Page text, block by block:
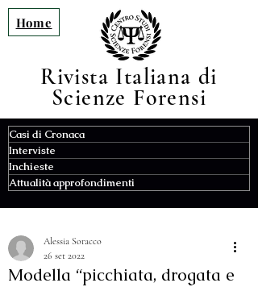
Home
Rivista Italiana di
Scienze Forensi
Casi di Cronaca
Interviste
Inchieste
Attualità approfondimenti
Modella “picchiata, drogata e
Alessia Soracco
26 set 2022